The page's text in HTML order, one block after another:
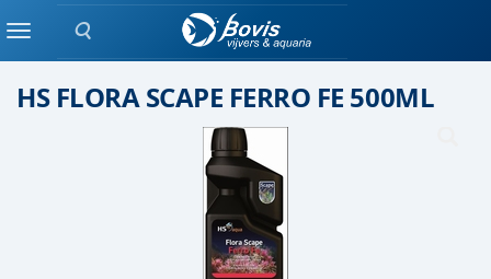
Zoeken
MenuPlant bemesting
HS FLORA SCAPE FERRO FE 500ML